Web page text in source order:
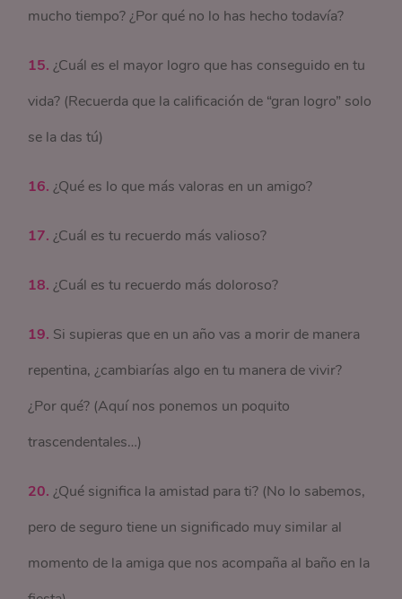
mucho tiempo? ¿Por qué no lo has hecho todavía?
15. ¿Cuál es el mayor logro que has conseguido en tu
vida? (Recuerda que la calificación de “gran logro” solo
se la das tú)
16. ¿Qué es lo que más valoras en un amigo?
17.¿Cuál es tu recuerdo más valioso?
18. ¿Cuál es tu recuerdo más doloroso?
19. Si supieras que en un año vas a morir de manera
repentina, ¿cambiarías algo en tu manera de vivir?
¿Por qué? (Aquí nos ponemos un poquito
trascendentales…)
20.¿Qué significa la amistad para ti? (No lo sabemos,
pero de seguro tiene un significado muy similar al
momento de la amiga que nos acompaña al baño en la